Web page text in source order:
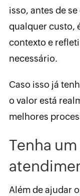
isso, antes de
qualquer custo,
contexto e
necessário.
Caso isso já
o valor está
melhores
Tenha
Além de ajudar